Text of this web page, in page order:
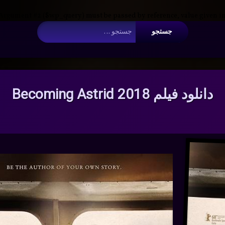
جستجو برای:
دانلود فیلم Becoming Astrid 2018